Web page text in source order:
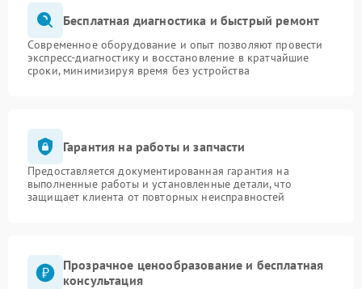
Бесплатная диагностика и быстрый ремонт
Современное оборудование и опыт позволяют провести
экспресс-диагностику и восстановление в кратчайшие
сроки, минимизируя время без устройства
Гарантия на работы и запчасти
Предоставляется документированная гарантия на
выполненные работы и установленные детали, что
защищает клиента от повторных неисправностей
Прозрачное ценообразование и бесплатная
консультация